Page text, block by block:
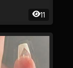
11